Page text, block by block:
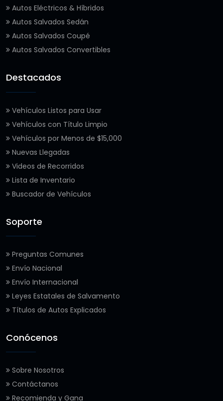
Autos Eléctricos & Híbridos
Autos Salvados Sedán
Autos Salvados Coupé
Autos Salvados Convertibles
Destacados
Vehículos Listos para Usar
Vehículos con Título Limpio
Vehículos por Menos de $15,000
Nuevas Llegadas
Videos de Recorridos
Lista de Inventario
Buscador de Vehículos
Soporte
Preguntas Comunes
Envío Nacional
Envío Internacional
Leyes Estatales de Salvamento
Títulos de Autos Explicados
Conócenos
Sobre Nosotros
Contáctanos
Recomienda y Gana